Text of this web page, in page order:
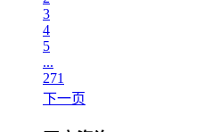
3
4
5
...
271
下一页